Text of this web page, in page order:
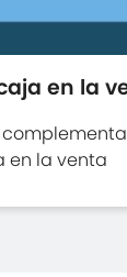
en la
en la venta